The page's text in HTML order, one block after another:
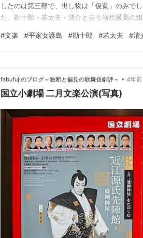
したのは第三部で、出し物は「俊寛」のみで
た。勘十郎・若太夫・清介と云う当代最高の
す。
#文楽 #平家女護島 #勘十郎 #若太夫 #清
fabufujiのブログ～独断と偏見の歌舞伎劇評～ • 4年前
国立小劇場 二月文楽公演(写真)